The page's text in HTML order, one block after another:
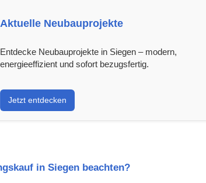
Aktuelle Neubauprojekte
Entdecke Neubauprojekte in Siegen – modern,
energieeffizient und sofort bezugsfertig.
Jetzt entdecken
in Siegen beachten?